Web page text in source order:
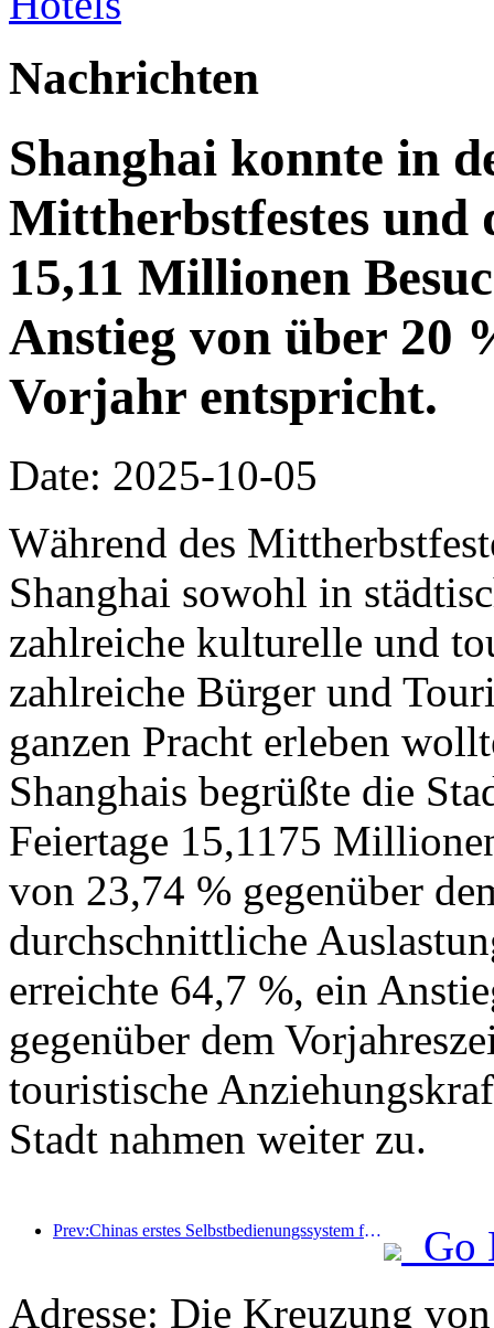
Nachrichten
Shanghai konnte in
Mittherbstfestes und
15,11 Millionen
Anstieg von über 20
Vorjahr entspricht.
Date: 2025-10-05
Während des
Shanghai sowohl in
zahlreiche kulturelle und
zahlreiche Bürger und
ganzen Pracht erleben
Shanghais begrüßte die
Feiertage 15,1175
von 23,74 % gegenüber
durchschnittliche
erreichte 64,7 %, ein
gegenüber dem
touristische
Stadt nahmen weiter zu.
Prev:Chinas erstes Selbstbedienungssystem für Kultur und Tourismus für ausländische Touristen in Shanghai eröffnet
Go
Adresse: Die Kreuzung